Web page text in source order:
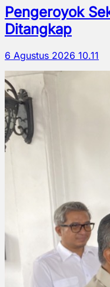
Pengeroyok
Ditangkap
6 Agustus 2026 10.11